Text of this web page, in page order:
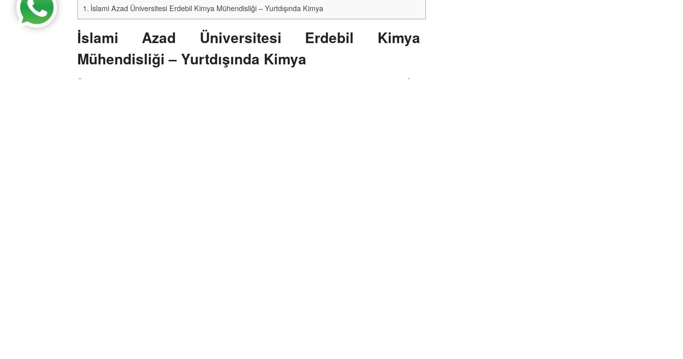
İslami Azad Üniversitesi Erdebil Kimya Mühendisliği – Yurtdışında Kimya
İslami Azad Üniversitesi Erdebil Kimya
Mühendisliği – Yurtdışında Kimya
Üretim aşamalarında görev alacak personel ihtiyacında pek çok sektör birbiri ile yarışmaktadır. İran